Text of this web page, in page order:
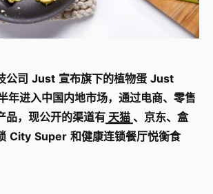
公司 Just 宣布旗下的植物蛋 Just
年进入中国内地市场，通过电商、零售
品，现公开的渠道有 天猫 、京东、盒
City Super 和健康连锁餐厅悦衡食